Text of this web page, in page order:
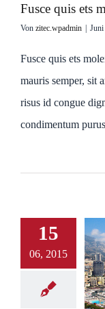
Fusce quis ets
Von zitec.wpadmin
Fusce quis ets
mauris semper, sit
risus id congue
condimentum
15
06, 2015